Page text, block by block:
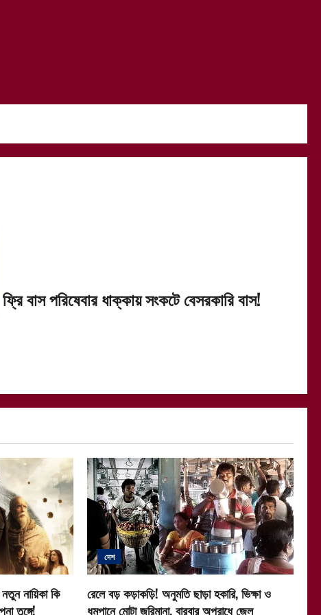
ফ্রি বাস পরিষেবার ধাক্কায় সংকটে বেসরকারি বাস!
নায়িকা কি
তুঙ্গে!
দেশ
রেলে বড় কড়াকড়ি! অনুমতি ছাড়া হকারি, ভিক্ষা ও
ধূমপানে মোটা জরিমানা, বারবার অপরাধে জেল